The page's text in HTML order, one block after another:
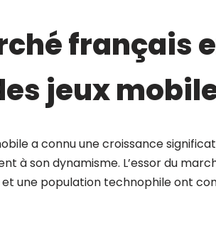
français
jeux
a connu une croissance
à son dynamisme. L’essor du
une population technophile ont